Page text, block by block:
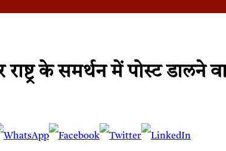
के समर्थन में पोस्ट डालने